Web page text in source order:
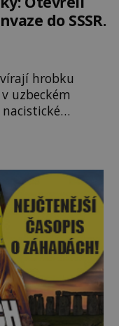
do SSSR.
hrobku
uzbeckém
a napadá
zarážející, že se
jen o fascinující